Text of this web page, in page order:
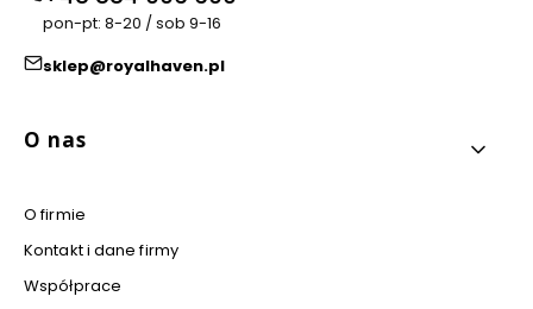
pon-pt: 8-20 / sob 9-16
sklep@royalhaven.pl
Linki w stopce
O nas
O firmie
Kontakt i dane firmy
Współprace